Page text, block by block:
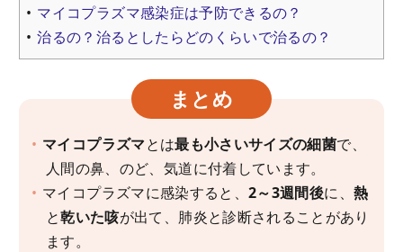
マイコプラズマ感染症は予防できるの？
治るの？治るとしたらどのくらいで治るの？
まとめ
マイコプラズマとは最も小さいサイズの細菌で、
人間の鼻、のど、気道に付着しています。
マイコプラズマに感染すると、2～3週間後に、 熱
と乾いた咳が出て、肺炎と診断されることがあり
ます。